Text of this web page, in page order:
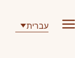
a עברית